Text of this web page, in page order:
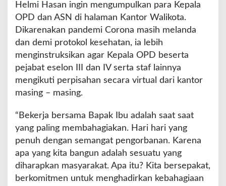
a
n
P
e
m
b
a
a
n
y
a
r
i
Helmi Hasan ingin mengumpulkan para Kepala
OPD dan ASN di halaman Kantor Walikota.
Dikarenakan pandemi Corona masih melanda
dan demi protokol kesehatan, ia lebih
menginstruksikan agar Kepala OPD beserta
pejabat eselon III dan IV serta staf lainnya
mengikuti perpisahan secara virtual dari kantor
masing – masing.
“Bekerja bersama Bapak Ibu adalah saat saat
yang paling membahagiakan. Hari hari yang
penuh dengan semangat pengorbanan. Karena
apa yang kita bangun adalah sesuatu yang
diharapkan masyarakat. Apa itu? Kita bersepakat,
berkomitmen untuk menghadirkan kebahagiaan